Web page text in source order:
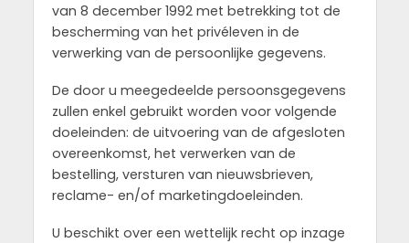
van 8 december 1992 met betrekking tot de
bescherming van het privéleven in de
verwerking van de persoonlijke gegevens.
De door u meegedeelde persoonsgegevens
zullen enkel gebruikt worden voor volgende
doeleinden: de uitvoering van de afgesloten
overeenkomst, het verwerken van de
bestelling, versturen van nieuwsbrieven,
reclame- en/of marketingdoeleinden.
U beschikt over een wettelijk recht op inzage